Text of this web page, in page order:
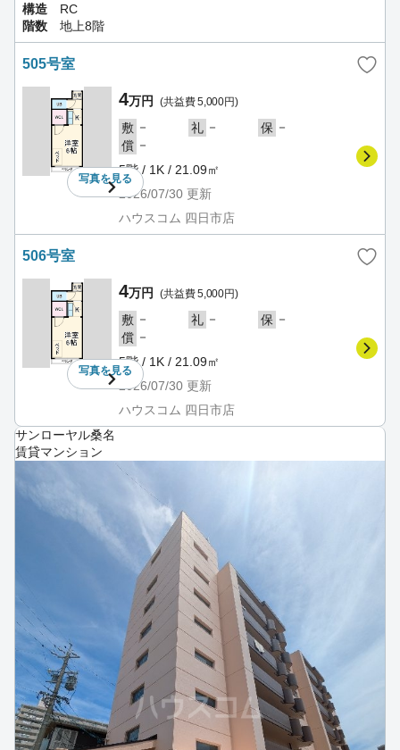
構造
RC
階数
地上8階
505号室
写真を見る
4万円 (共益費 5,000円)
敷 － 礼 － 保 －
償 －
5階 / 1K / 21.09㎡
2026/07/30 更新
ハウスコム 四日市店
506号室
写真を見る
4万円 (共益費 5,000円)
敷 － 礼 － 保 －
償 －
5階 / 1K / 21.09㎡
2026/07/30 更新
ハウスコム 四日市店
サンローヤル桑名
賃貸マンション